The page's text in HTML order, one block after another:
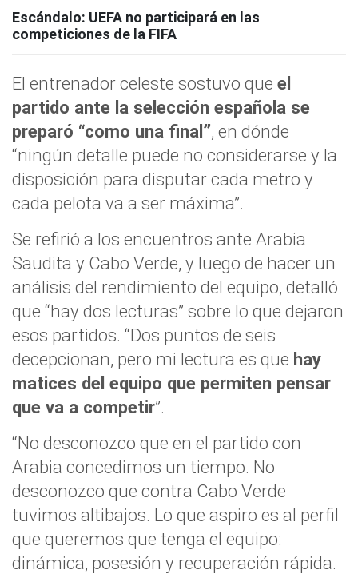
Escándalo: UEFA no participará en las
competiciones de la FIFA
El entrenador celeste sostuvo que el
partido ante la selección española se
preparó “como una final”, en dónde
“ningún detalle puede no considerarse y la
disposición para disputar cada metro y
cada pelota va a ser máxima”.
Se refirió a los encuentros ante Arabia
Saudita y Cabo Verde, y luego de hacer un
análisis del rendimiento del equipo, detalló
que “hay dos lecturas” sobre lo que dejaron
esos partidos. “Dos puntos de seis
decepcionan, pero mi lectura es que hay
matices del equipo que permiten pensar
que va a competir”.
“No desconozco que en el partido con
Arabia concedimos un tiempo. No
desconozco que contra Cabo Verde
tuvimos altibajos. Lo que aspiro es al perfil
que queremos que tenga el equipo:
dinámica, posesión y recuperación rápida.